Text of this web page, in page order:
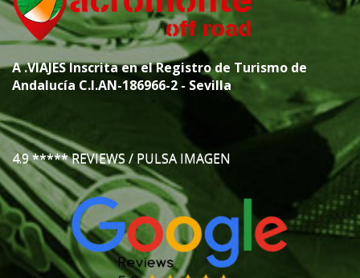
A.VIAJESInscrita en el Registro de Turismo de
Andalucía C.I.AN-186966-2 - Sevilla
4.9 ***** REVIEWS / PULSA IMAGEN